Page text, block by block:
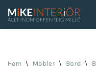
Hem \ Möbler \ Bord \